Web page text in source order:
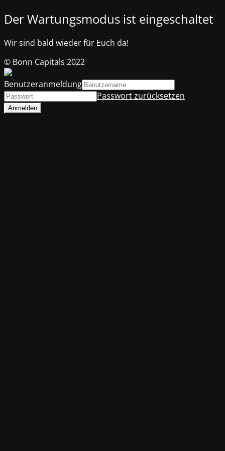
Der Wartungsmodus ist eingeschaltet
Wir sind bald wieder für Euch da!
© Bonn Capitals 2022
Benutzeranmeldung
Passwort zurücksetzen